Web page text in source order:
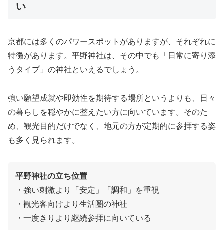
い
京都には多くのパワースポットがありますが、それぞれに
特徴があります。平野神社は、その中でも「日常に寄り添
うタイプ」の神社といえるでしょう。
強い願望成就や即効性を期待する場所というよりも、日々
の暮らしを穏やかに整えたい方に向いています。そのた
め、観光目的だけでなく、地元の方が定期的に参拝する姿
も多く見られます。
平野神社の立ち位置
・強い刺激より「安定」「調和」を重視
・観光客向けより生活圏の神社
・一度きりより継続参拝に向いている